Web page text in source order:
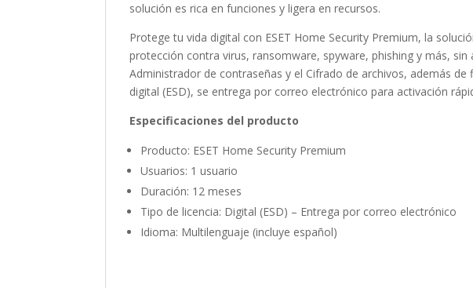
solución es rica en funciones y ligera en recursos.
Protege tu vida digital con ESET Home Security Premium, la
protección contra virus, ransomware, spyware, phishing y más,
Administrador de contraseñas y el Cifrado de archivos, además
digital (ESD), se entrega por correo electrónico para activación
Especificaciones del producto
Producto: ESET Home Security Premium
Usuarios: 1 usuario
Duración: 12 meses
Tipo de licencia: Digital (ESD) – Entrega por correo electrónico
Idioma: Multilenguaje (incluye español)